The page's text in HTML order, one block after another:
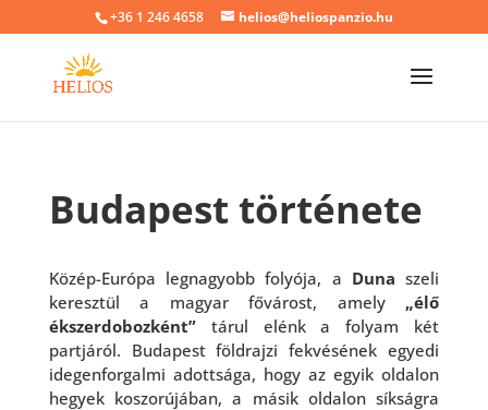
+36 1 246 4658 helios@heliospanzio.hu
Budapest története
Közép-Európa legnagyobb folyója, a Duna szeli
keresztül a magyar fővárost, amely „élő
ékszerdobozként”tárul elénk a folyam két
partjáról. Budapest földrajzi fekvésének egyedi
idegenforgalmi adottsága, hogy az egyik oldalon
hegyek koszorújában, a másik oldalon síkságra